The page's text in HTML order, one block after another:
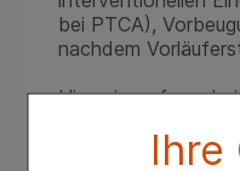
Ihre
bei PTCA),
nachdem
Hinweis: aufgrund